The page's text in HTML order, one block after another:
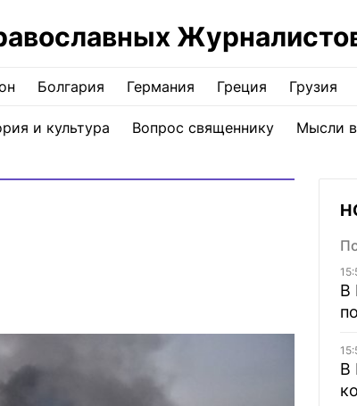
Болгария Германия Греция Грузия
и культура Вопрос священнику Мысли
В
В